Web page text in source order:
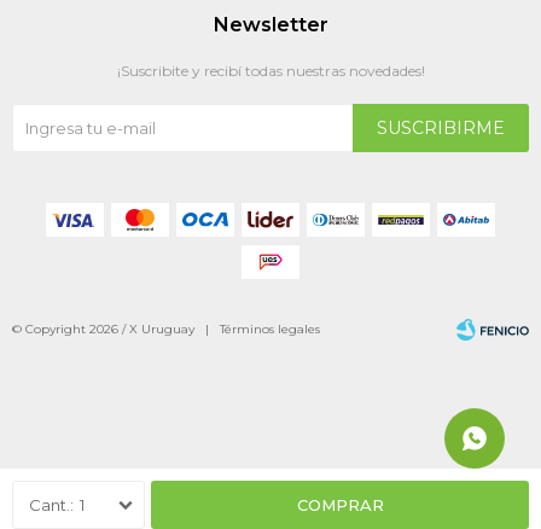
1 COMPRAR
Newsletter
¡Suscribite y recibí todas nuestras novedades!
SUSCRIBIRME
© Copyright 2026 / X Uruguay |Términos legales